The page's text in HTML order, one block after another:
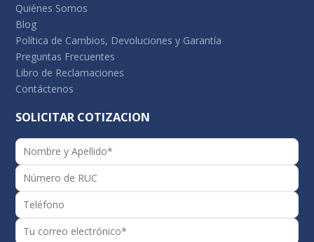
Quiénes Somos
Blog
Política de Cambios, Devoluciones y Garantía
Preguntas Frecuentes
Libro de Reclamaciones
Contáctenos
SOLICITAR COTIZACION